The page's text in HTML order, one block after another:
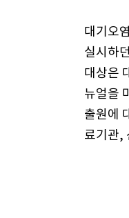
대기오
실시하
대상은
뉴얼을
출원에
료기관,